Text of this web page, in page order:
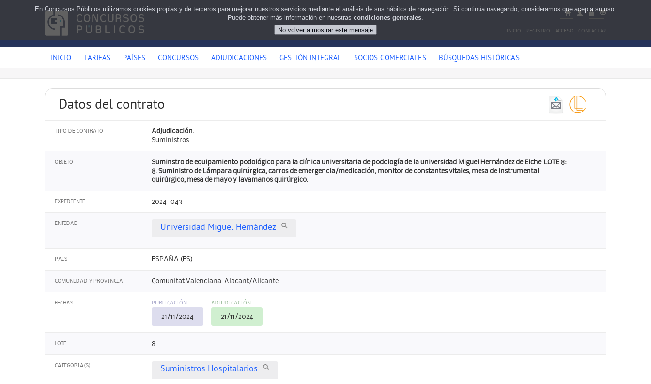
INICIO REGISTRO ACCESO CONTACTAR
INICIO TARIFAS PAÍSES CONCURSOS ADJUDICACIONES GESTIÓN INTEGRAL SOCIOS COMERCIALES BÚSQUEDAS HISTÓRICAS
Datos del contrato
TIPO DE CONTRATO
Adjudicación.
Suministros
OBJETO
Suminstro de equipamiento podológico para la clínica universitaria de podología de la universidad Miguel Hernández de Elche. LOTE 8:
8. Suministro de Lámpara quirúrgica, carros de emergencia/medicación, monitor de constantes vitales, mesa de instrumental
quirúrgico, mesa de mayo y lavamanos quirúrgico.
EXPEDIENTE 2024_043
ENTIDAD Universidad Miguel Hernández
PAIS ESPAÑA (ES)
COMUNIDAD Y PROVINCIA Comunitat Valenciana. Alacant/Alicante
FECHAS PUBLICACIÓN
21/11/2024
ADJUDICACIÓN
21/11/2024
LOTE 8
CATEGORIA(S) Suministros Hospitalarios
En Concursos Públicos utilizamos cookies propias y de terceros para mejorar nuestros servicios mediante el análisis de sus hábitos de navegación. Si continúa navegando, consideramos que acepta su uso.
Puede obtener más información en nuestras condiciones generales.